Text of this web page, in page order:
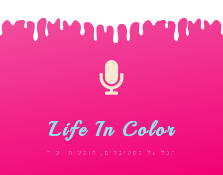
Life In Color
הכל על פסטיבלים, הופעות ועוד